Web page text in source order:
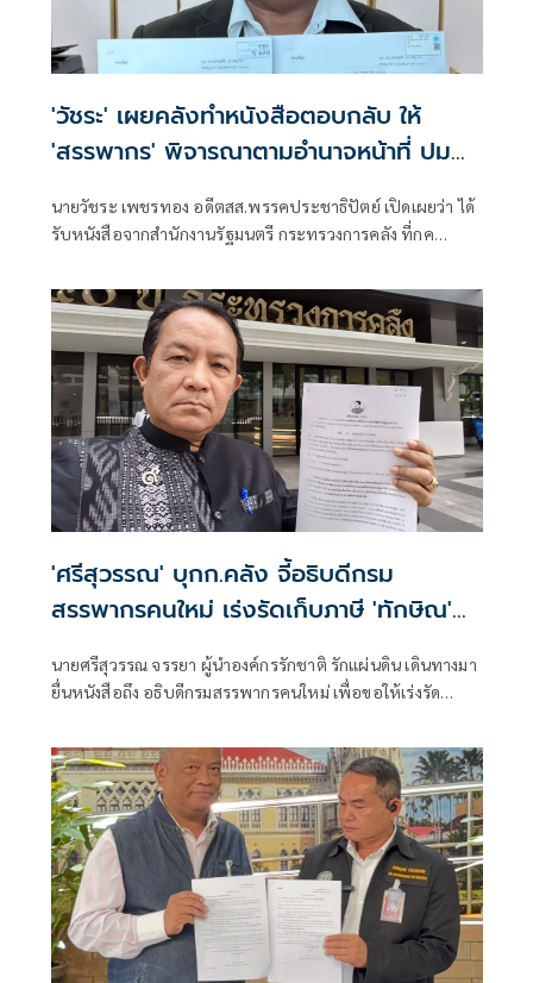
'วัชระ' เผยคลังทำหนังสือตอบกลับ ให้
'สรรพากร' พิจารณาตามอำนาจหน้าที่ ปม
นายวัชระ เพชรทอง อดีตสส.พรรคประชาธิปัตย์ เปิดเผยว่า ได้
รับหนังสือจากสำนักงานรัฐมนตรี กระทรวงการคลัง ที่กค
ว่าตามที่ท่านมีหนังสือฉบับลงวันที่ 18 พ.ค. 2569 เรียนรัฐมนตรี
ว่าการกระทรวงการคลัง เพื่อขอให้ปฏิบัติหน้าที่
'ศรีสุวรรณ' บุกก.คลัง จี้อธิบดีกรม
สรรพากรคนใหม่ เร่งรัดเก็บภาษี 'ทักษิณ'
นายศรีสุวรรณ จรรยา ผู้นำองค์กรรักชาติ รักแผ่นดิน เดินทางมา
ยื่นหนังสือถึง อธิบดีกรมสรรพากรคนใหม่ เพื่อขอให้เร่งรัด
บุคคลธรรมดาจากนายทักษิณ ชินวัตร พร้อมเบี้ยปรับเงินเพิ่มให้
แก่กรมสรรพากรกว่า 1.76 หมื่นล้านบาท